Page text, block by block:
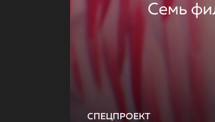
СПЕЦПРОЕКТ
Семь